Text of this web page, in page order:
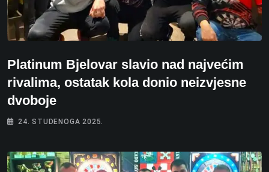
Platinum Bjelovar slavio nad najvećim
rivalima, ostatak kola donio neizvjesne
dvoboje
24. STUDENOGA 2025.